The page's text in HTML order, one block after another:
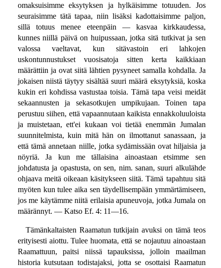
omaksuisimme eksytyksen ja hylkäisimme totuuden. Jos
seuraisimme tätä tapaa, niin lisäksi kadottaisimme paljon,
sillä totuus menee eteenpäin — kasvaa kirkkaudessa,
kunnes niillä päivä on huipussaan, jotka sitä tutkivat ja sen
valossa vaeltavat, kun sitävastoin eri lahkojen
uskontunnustukset vuosisatoja sitten kerta kaikkiaan
määrättiin ja ovat siitä lähtien pysyneet samalla kohdalla. Ja
jokaisen niistä täytyy sisältää suuri määrä eksytyksiä, koska
kukin eri kohdissa vastustaa toisia. Tämä tapa veisi meidät
sekaannusten ja sekasotkujen umpikujaan. Toinen tapa
perustuu siihen, että vapaannutaan kaikista ennakkoluuloista
ja muistetaan, ett'ei kukaan voi tietää enemmän Jumalan
suunnitelmista, kuin mitä hän on ilmottanut sanassaan, ja
että tämä annetaan niille, jotka sydämissään ovat hiljaisia ja
nöyriä. Ja kun me tällaisina ainoastaan etsimme sen
johdatusta ja opastusta, on sen, nim. sanan, suuri alkulähde
ohjaava meitä oikeaan käsitykseen siitä. Tämä tapahtuu sitä
myöten kun tulee aika sen täydellisempään ymmärtämiseen,
jos me käytämme niitä erilaisia apuneuvoja, jotka Jumala on
määrännyt. — Katso Ef. 4: 11—16.
Tämänkaltaisten Raamatun tutkijain avuksi on tämä teos
erityisesti aiottu. Tulee huomata, että se nojautuu ainoastaan
Raamattuun, paitsi niissä tapauksissa, jolloin maailman
historia kutsutaan todistajaksi, jotta se osottaisi Raamatun